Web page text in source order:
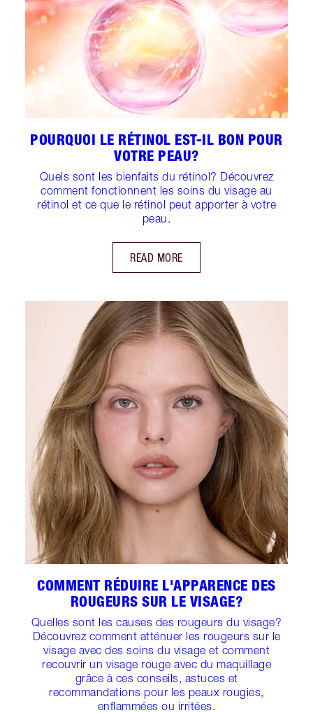
POURQUOI LE RÉTINOL EST-IL BON POUR
VOTRE PEAU?
Quels sont les bienfaits du rétinol? Découvrez
comment fonctionnent les soins du visage au
rétinol et ce que le rétinol peut apporter à votre
peau.
READ MORE
COMMENT RÉDUIRE L'APPARENCE DES
ROUGEURS SUR LE VISAGE?
Quelles sont les causes des rougeurs du visage?
Découvrez comment atténuer les rougeurs sur le
visage avec des soins du visage et comment
recouvrir un visage rouge avec du maquillage
grâce à ces conseils, astuces et
recommandations pour les peaux rougies,
enflammées ou irritées.